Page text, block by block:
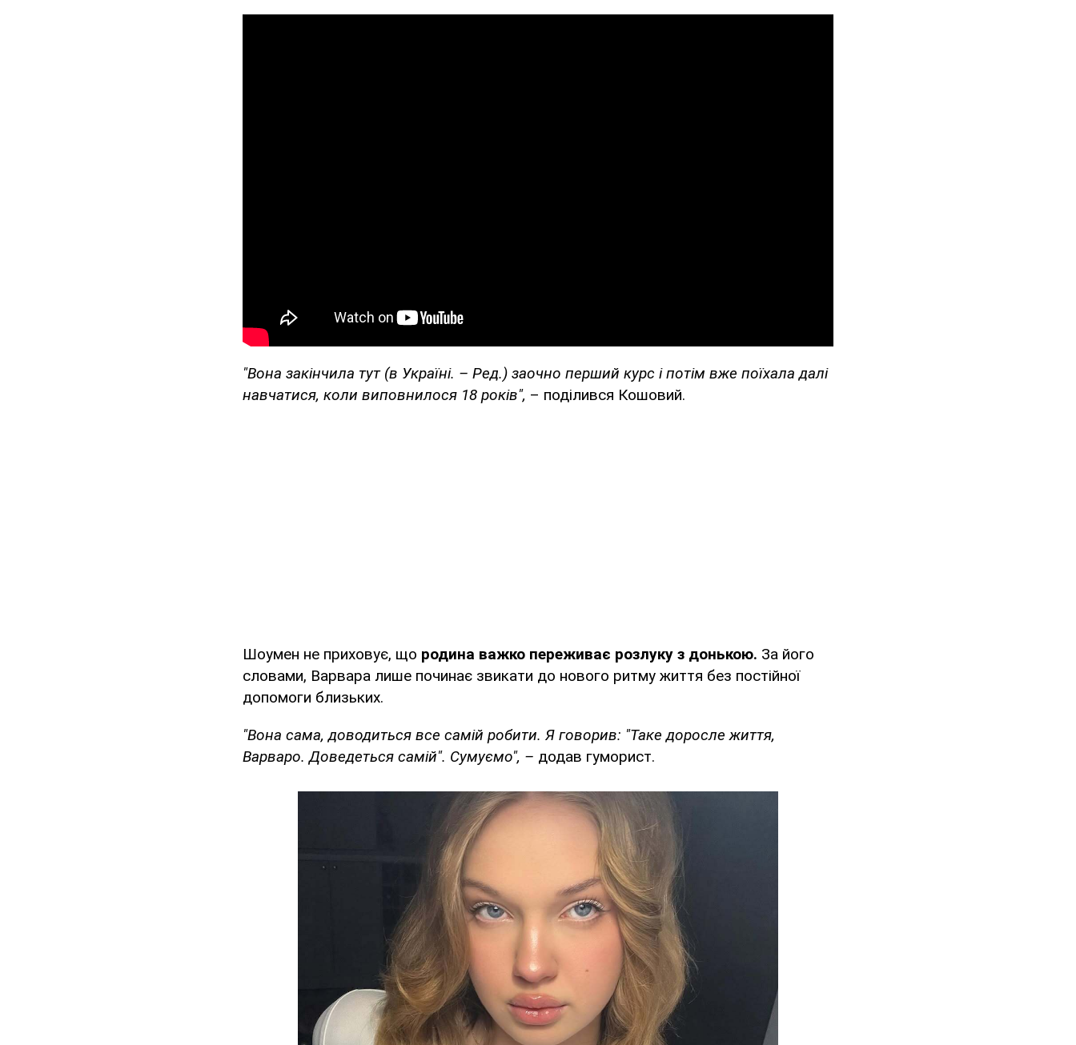
"Вона закінчила тут (в Україні. – Ред.) заочно перший курс і потім вже поїхала далі
навчатися, коли виповнилося 18 років", – поділився Кошовий.
Шоумен не приховує, що родина важко переживає розлуку з донькою. За його
словами, Варвара лише починає звикати до нового ритму життя без постійної
допомоги близьких.
"Вона сама, доводиться все самій робити. Я говорив: "Таке доросле життя,
Варваро. Доведеться самій". Сумуємо", – додав гуморист.